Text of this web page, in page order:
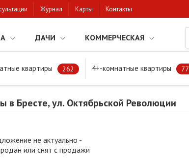
Журнал Карты Контакты
ДАЧИ КОММЕРЧЕСКАЯ
квартиры 262 4+-комнатные квартиры 77
Октябрьской Революции
Бресте, ул. Октябрьской Революции
не актуально -
или снят с продажи